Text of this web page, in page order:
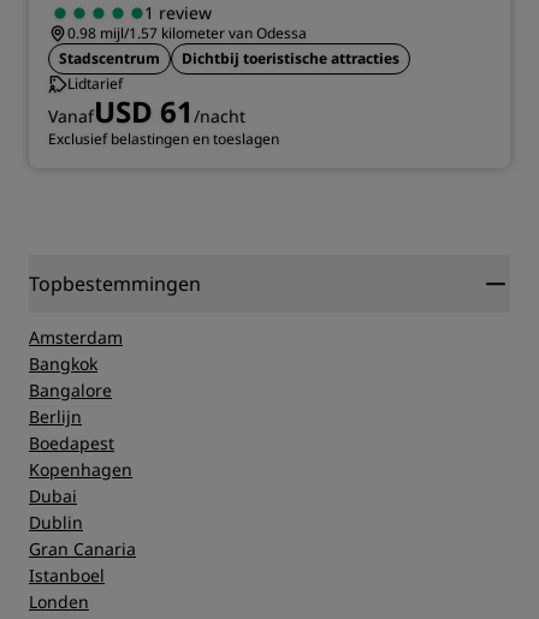
1 review
0.98 mijl/1.57 kilometer van Odessa
Stadscentrum
Dichtbij toeristische attracties
Lidtarief
VanafUSD 61 /nacht
Exclusief belastingen en toeslagen
Topbestemmingen
Amsterdam
Bangkok
Bangalore
Berlijn
Boedapest
Kopenhagen
Dubai
Dublin
Gran Canaria
Istanboel
Londen